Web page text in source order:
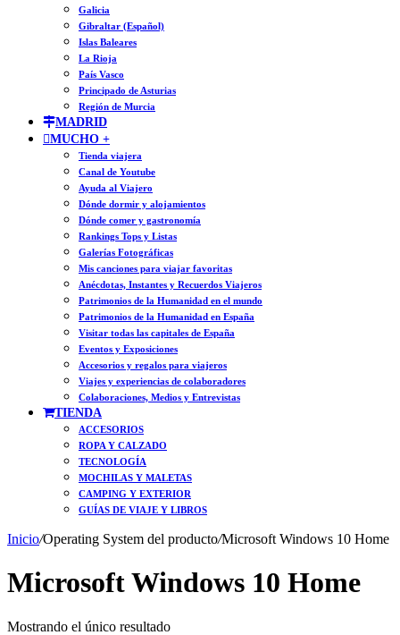
Galicia
Gibraltar (Español)
Islas Baleares
La Rioja
País Vasco
Principado de Asturias
Región de Murcia
MADRID
MUCHO +
Tienda viajera
Canal de Youtube
Ayuda al Viajero
Dónde dormir y alojamientos
Dónde comer y gastronomía
Rankings Tops y Listas
Galerías Fotográficas
Mis canciones para viajar favoritas
Anécdotas, Instantes y Recuerdos Viajeros
Patrimonios de la Humanidad en el mundo
Patrimonios de la Humanidad en España
Visitar todas las capitales de España
Eventos y Exposiciones
Accesorios y regalos para viajeros
Viajes y experiencias de colaboradores
Colaboraciones, Medios y Entrevistas
TIENDA
ACCESORIOS
ROPA Y CALZADO
TECNOLOGÍA
MOCHILAS Y MALETAS
CAMPING Y EXTERIOR
GUÍAS DE VIAJE Y LIBROS
Inicio/Operating System del producto/Microsoft Windows 10 Home
Microsoft Windows 10 Home
Mostrando el único resultado